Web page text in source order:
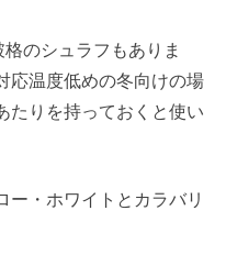
のシュラフもありま
応温度低めの冬向けの場
たりを持っておくと使い
ー・ホワイトとカラバリ